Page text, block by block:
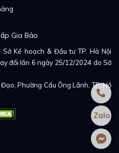
Gia Bảo
Sở Kế hoạch & Đầu tư TP. Hà Nội
đổi lần 6 ngày 25/12/2024 do Sở
Phường Cầu Ông Lãnh, TP. Hồ
Zalo